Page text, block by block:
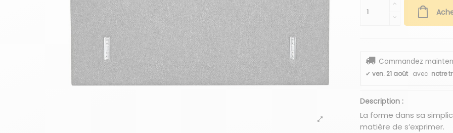
Commandez
✔ ven. 21 août avec notre
Description :
La forme dans sa
matière de s’exprimer.